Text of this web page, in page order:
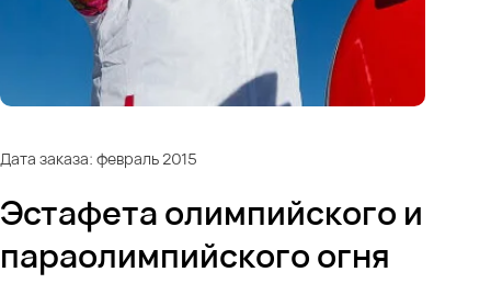
Дата заказа: февраль 2015
Эстафета олимпийского и
параолимпийского огня